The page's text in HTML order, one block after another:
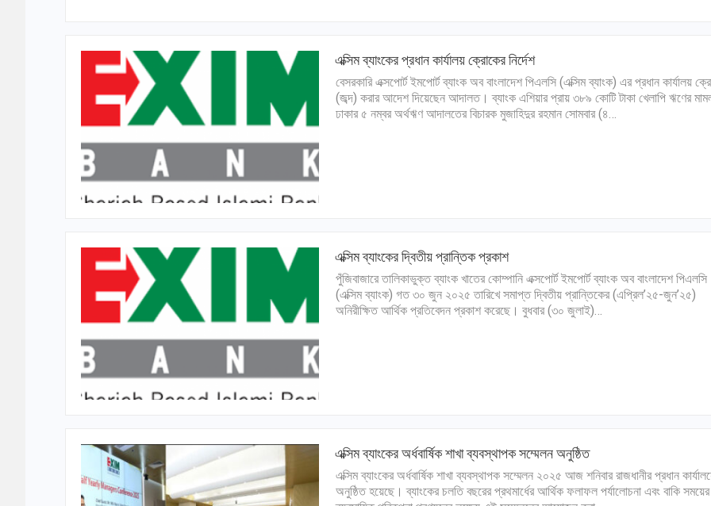
এক্সিম ব্যাংকের প্রধান কার্যালয় ক্রোকের নির্দেশ
বেসরকারি এক্সপোর্ট ইমপোর্ট ব্যাংক অব বাংলাদেশ পিএলসি (এক্সিম ব্যাংক) এর প্রধান কার্যালয়
(জব্দ) করার আদেশ দিয়েছেন আদালত। ব্যাংক এশিয়ার প্রায় ৩৮৯ কোটি টাকা খেলাপি ঋণের
ঢাকার ৫ নম্বর অর্থঋণ আদালতের বিচারক মুজাহিদুর রহমান সোমবার (৪…
এক্সিম ব্যাংকের দ্বিতীয় প্রান্তিক প্রকাশ
পুঁজিবাজারে তালিকাভুক্ত ব্যাংক খাতের কোম্পানি এক্সপোর্ট ইমপোর্ট ব্যাংক অব বাংলাদেশ পিএলসি
(এক্সিম ব্যাংক) গত ৩০ জুন ২০২৫ তারিখে সমাপ্ত দ্বিতীয় প্রান্তিকের (এপ্রিল’২৫-জুন’২৫)
অনিরীক্ষিত আর্থিক প্রতিবেদন প্রকাশ করেছে। বুধবার (৩০ জুলাই)…
এক্সিম ব্যাংকের অর্ধবার্ষিক শাখা ব্যবস্থাপক সম্মেলন অনুষ্ঠিত
এক্সিম ব্যাংকের অর্ধবার্ষিক শাখা ব্যবস্থাপক সম্মেলন ২০২৫ আজ শনিবার রাজধানীর প্রধান
অনুষ্ঠিত হয়েছে। ব্যাংকের চলতি বছরের প্রথমার্ধের আর্থিক ফলাফল পর্যালোচনা এবং বাকি সময়ের